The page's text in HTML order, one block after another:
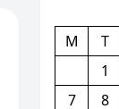
M
T
1
7
8